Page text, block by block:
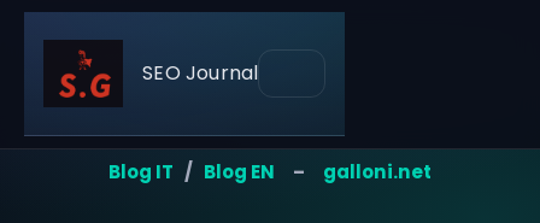
SEO Journal
Blog IT / Blog EN – galloni.net